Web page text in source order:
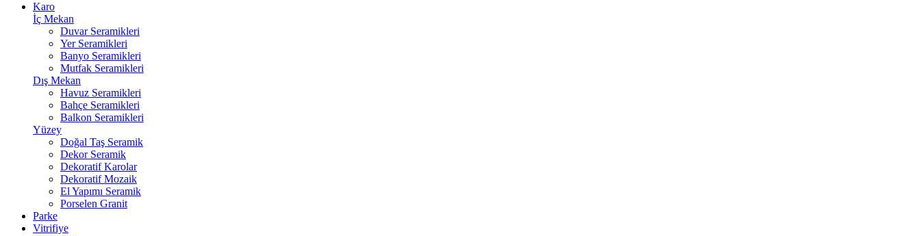
Karo
İç Mekan
Duvar Seramikleri
Yer Seramikleri
Banyo Seramikleri
Mutfak Seramikleri
Dış Mekan
Havuz Seramikleri
Bahçe Seramikleri
Balkon Seramikleri
Yüzey
Doğal Taş Seramik
Dekor Seramik
Dekoratif Karolar
Dekoratif Mozaik
El Yapımı Seramik
Porselen Granit
Parke
Vitrifiye